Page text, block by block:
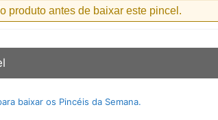
produto antes de baixar este pincel.
baixar os Pincéis da Semana.